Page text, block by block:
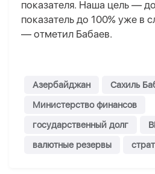
показателя. Наша цель —
показатель до 100% уже в
— отметил Бабаев.
Азербайджан
Сахиль
Министерство финансов
государственный долг
валютные резервы